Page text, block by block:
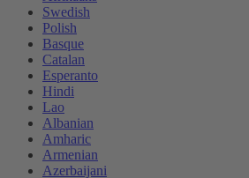
Swedish
Polish
Basque
Catalan
Esperanto
Hindi
Lao
Albanian
Amharic
Armenian
Azerbaijani